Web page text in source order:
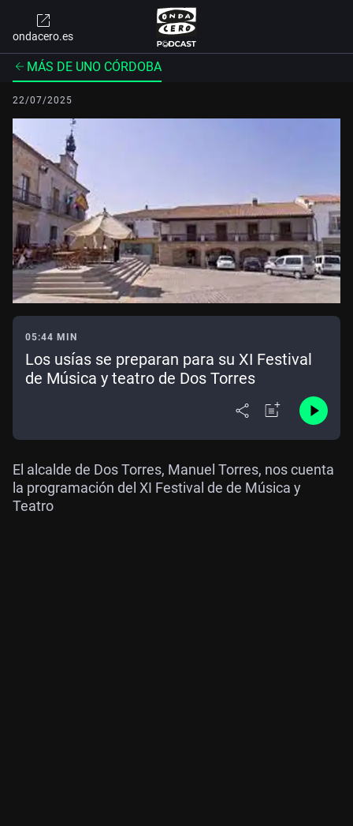
ondacero.es
MÁS DE UNO CÓRDOBA
22/07/2025
05:44 MIN
Los usías se preparan para su XI Festival
de Música y teatro de Dos Torres
El alcalde de Dos Torres, Manuel Torres, nos cuenta
la programación del XI Festival de de Música y
Teatro